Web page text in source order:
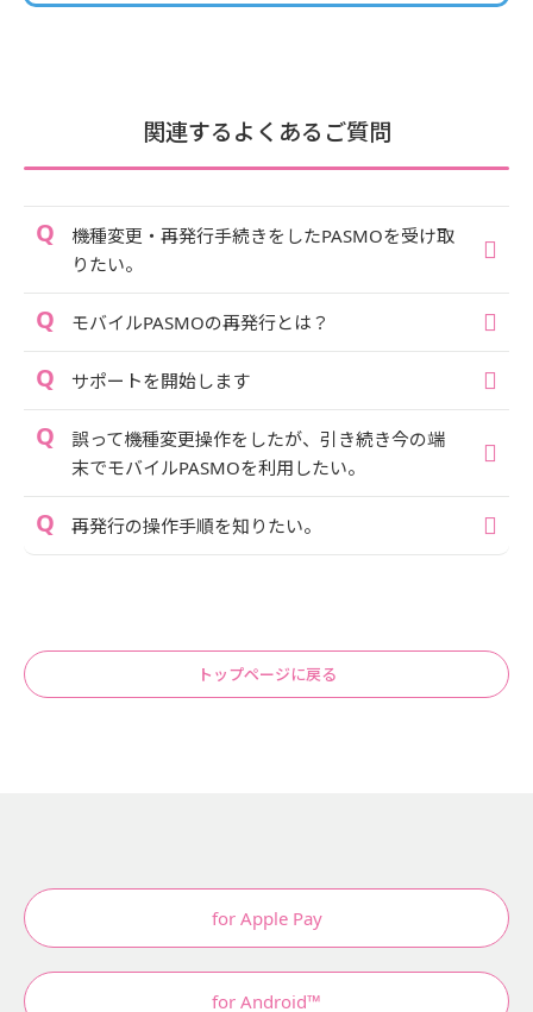
関連するよくあるご質問
機種変更・再発行手続きをしたPASMOを受け取
りたい。
モバイルPASMOの再発行とは？
サポートを開始します
誤って機種変更操作をしたが、引き続き今の端
末でモバイルPASMOを利用したい。
再発行の操作手順を知りたい。
トップページに戻る
for Apple Pay
for Android™